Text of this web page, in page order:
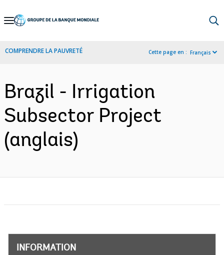
Skip
Navigation
COMPRENDRE LA PAUVRETÉ Cette page en : Français
Brazil - Irrigation
Subsector Project
(anglais)
INFORMATION